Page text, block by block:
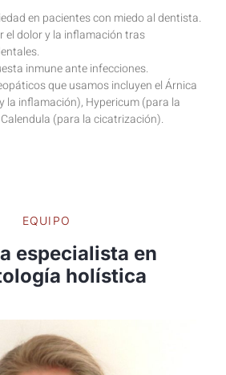
en pacientes con miedo al dentista.
el dolor y la inflamación tras
inmune ante infecciones.
que usamos incluyen el Árnica
la inflamación), Hypericum (para la
(para la cicatrización).
EQUIPO
especialista en
holística